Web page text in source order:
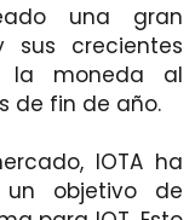
una gran
sus crecientes
la moneda al
de fin de año.
IOTA ha
objetivo de